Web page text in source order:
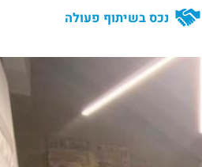
נכס בשיתוף פעולה